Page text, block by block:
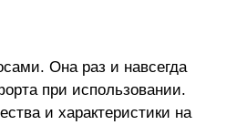
Она раз и навсегда
при использовании.
и характеристики на